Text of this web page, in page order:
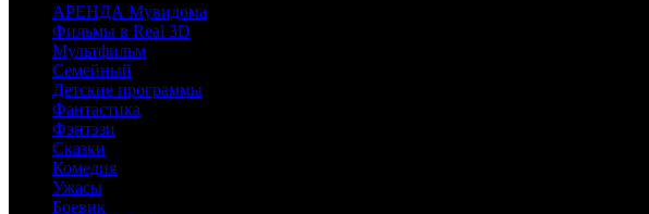
АРЕНДА Мувидома
Фильмы в Real 3D
Мультфильм
Семейный
Детские программы
Фантастика
Фэнтэзи
Сказки
Комедия
Ужасы
Боевик